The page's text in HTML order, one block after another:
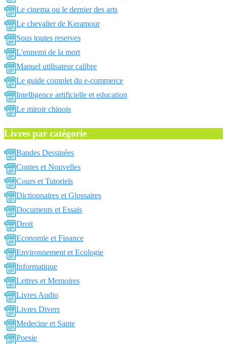
Le cinema ou le dernier des arts
Le chevalier de Keramour
Sous toutes reserves
L'ennemi de la mort
Manuel utilisateur calibre
Le guide complet du e-commerce
Intelligence artificielle et education
Le miroir chinois
Livres par catégorie
Bandes Dessinées
Contes et Nouvelles
Cours et Tutoriels
Dictionnaires et Glossaires
Documents et Essais
Droit
Economie et Finance
Environnement et Ecologie
Informatique
Lettres et Memoires
Livres Audio
Livres Divers
Medecine et Sante
Poesie